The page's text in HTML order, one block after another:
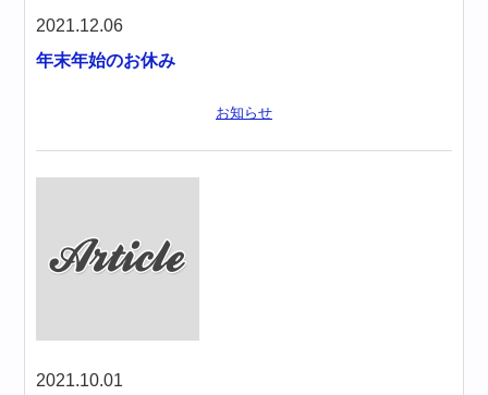
2021.12.06
年末年始のお休み
お知らせ
2021.10.01